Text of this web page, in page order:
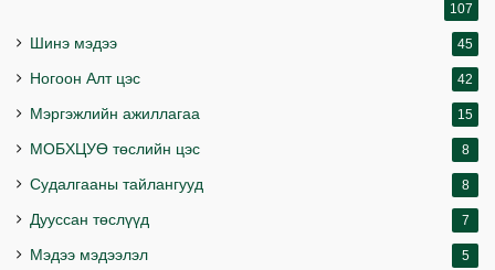
107
Шинэ мэдээ 45
Ногоон Алт цэс 42
Мэргэжлийн ажиллагаа 15
МОБХЦУӨ төслийн цэс 8
Судалгааны тайлангууд 8
Дууссан төслүүд 7
Мэдээ мэдээлэл 5